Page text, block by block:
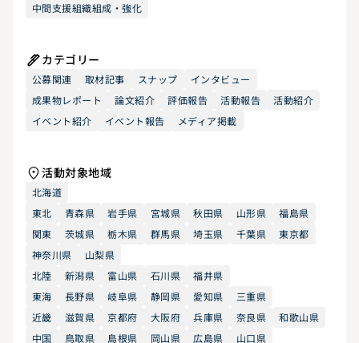
中間支援組織組成・強化
カテゴリー
公募関連 取材記事 スナップ
インタビュー
成果物レポート
論文紹介 評価報告 活動報告
活動紹介
イベント紹介
イベント報告 メディア掲載
活動対象地域
北海道
東北
青森県 岩手県 宮城県 秋田県 山形県
福島県
関東
茨城県 栃木県 群馬県 埼玉県 千葉県
東京都
神奈川県
山梨県
北陸
新潟県 富山県 石川県
福井県
東海
長野県 岐阜県 静岡県 愛知県
三重県
近畿
滋賀県 京都府 大阪府 兵庫県 奈良県
和歌山県
中国
鳥取県 島根県 岡山県 広島県
山口県